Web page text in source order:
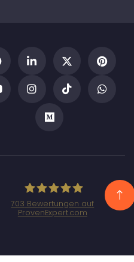
GmbH - SEO/SEA
703 Bewertungen auf
ProvenExpert.com